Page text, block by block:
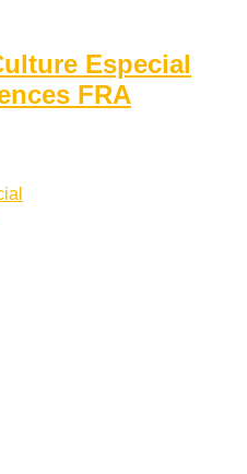
Especial
FRA